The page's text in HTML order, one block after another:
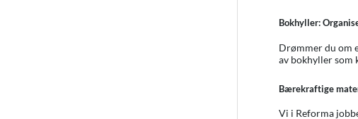
Bokhyller:
Drømmer du om
av bokhyller som
Bærekraftige
Vi i Reforma